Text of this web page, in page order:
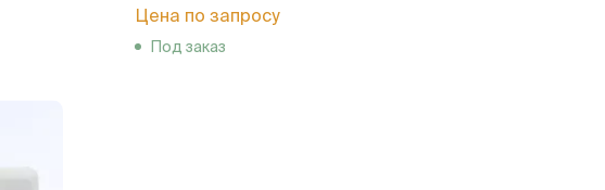
Цена по запросу
Под заказ